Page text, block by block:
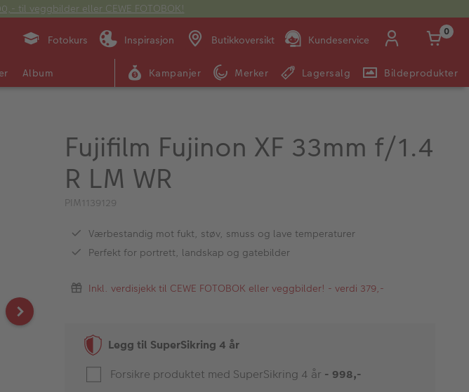
til veggbilder eller CEWE FOTOBOK!
Fotokurs Inspirasjon Butikkoversikt Kundeservice
Man -
09:00 -
14:00 -
0
Album Kampanjer Merker Lagersalg Bildeprodukter
Fujifilm Fujinon XF 33mm f/1.4
R LM WR
PIM1139129
Værbestandig mot fukt, støv, smuss og lave temperaturer
Perfekt for portrett, landskap og gatebilder
Inkl. verdisjekk til CEWE FOTOBOK eller veggbilder! - verdi 379,-
Legg til SuperSikring 4 år
Forsikre produktet med SuperSikring 4 år - 998,-